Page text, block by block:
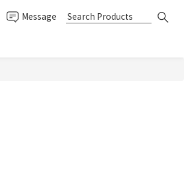
Message